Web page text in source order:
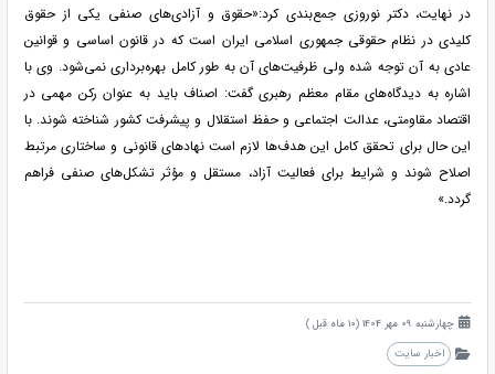
در نهایت، دکتر نوروزی جمع‌بندی کرد:«حقوق و آزادی‌های صنفی یکی از حقوق
کلیدی در نظام حقوقی جمهوری اسلامی ایران است که در قانون اساسی و قوانین
عادی به آن توجه شده ولی ظرفیت‌های آن به طور کامل بهره‌برداری نمی‌شود. وی با
اشاره به دیدگاه‌های مقام معظم رهبری گفت: اصناف باید به عنوان رکن مهمی در
اقتصاد مقاومتی، عدالت اجتماعی و حفظ استقلال و پیشرفت کشور شناخته شوند. با
این حال برای تحقق کامل این هدف‌ها لازم است نهادهای قانونی و ساختاری مرتبط
اصلاح شوند و شرایط برای فعالیت آزاد، مستقل و مؤثر تشکل‌های صنفی فراهم
گردد.»
چهارشنبه 09 مهر 1404 (10 ماه قبل )
اخبار سایت